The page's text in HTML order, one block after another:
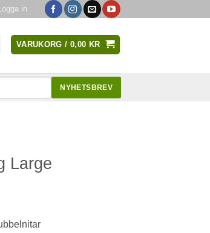
in
VARUKORG / 0,00 KR
NYHETSBREV
Large